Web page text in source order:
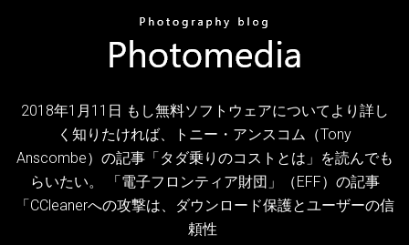
2018年1月11日 もし無料ソフトウェアについてより詳し
く知りたければ、トニー・アンスコム（Tony
Anscombe）の記事「タダ乗りのコストとは」を読んでも
らいたい。 「電子フロンティア財団」（EFF）の記事
「CCleanerへの攻撃は、ダウンロード保護とユーザーの信
頼性